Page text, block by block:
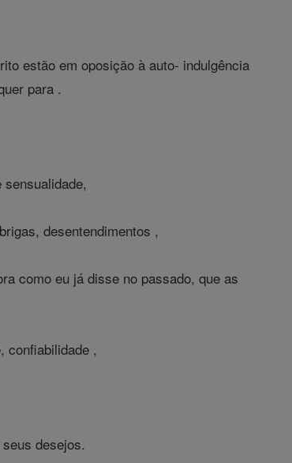
estão em oposição à auto- indulgência
para .
desentendimentos ,
como eu já disse no passado, que as
confiabilidade ,
desejos.